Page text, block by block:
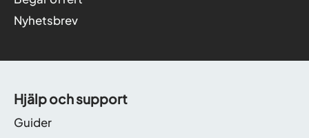
Nyhetsbrev
Hjälp och support
Guider